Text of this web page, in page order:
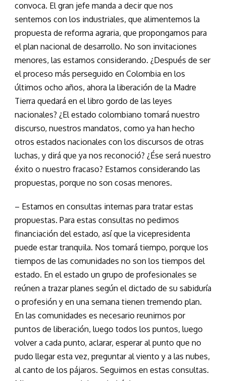
convoca. El gran jefe manda a decir que nos
sentemos con los industriales, que alimentemos la
propuesta de reforma agraria, que propongamos para
el plan nacional de desarrollo. No son invitaciones
menores, las estamos considerando. ¿Después de ser
el proceso más perseguido en Colombia en los
últimos ocho años, ahora la liberación de la Madre
Tierra quedará en el libro gordo de las leyes
nacionales? ¿El estado colombiano tomará nuestro
discurso, nuestros mandatos, como ya han hecho
otros estados nacionales con los discursos de otras
luchas, y dirá que ya nos reconoció? ¿Ése será nuestro
éxito o nuestro fracaso? Estamos considerando las
propuestas, porque no son cosas menores.
– Estamos en consultas internas para tratar estas
propuestas. Para estas consultas no pedimos
financiación del estado, así que la vicepresidenta
puede estar tranquila. Nos tomará tiempo, porque los
tiempos de las comunidades no son los tiempos del
estado. En el estado un grupo de profesionales se
reúnen a trazar planes según el dictado de su sabiduría
o profesión y en una semana tienen tremendo plan.
En las comunidades es necesario reunirnos por
puntos de liberación, luego todos los puntos, luego
volver a cada punto, aclarar, esperar al punto que no
pudo llegar esta vez, preguntar al viento y a las nubes,
al canto de los pájaros. Seguimos en estas consultas.